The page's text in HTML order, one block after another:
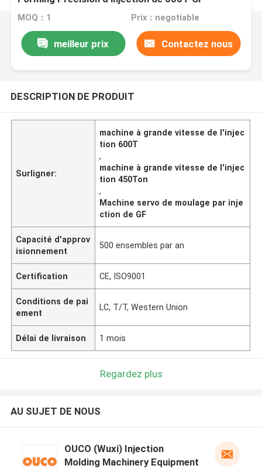
MOQ：1 Prix：negotiable
meilleur prix Contactez nous
DESCRIPTION DE PRODUIT
Surligner:
machine à grande vitesse de l'injec
tion 600T
,
machine à grande vitesse de l'injec
tion 450Ton
,
Machine servo de moulage par inje
ction de GF
Capacité d'approv
isionnement
500 ensembles par an
Certification CE, ISO9001
Conditions de pai
ement
LC, T/T, Western Union
Délai de livraison 1 mois
Regardez plus
AU SUJET DE NOUS
OUCO (Wuxi) Injection
Molding Machinery Equipment